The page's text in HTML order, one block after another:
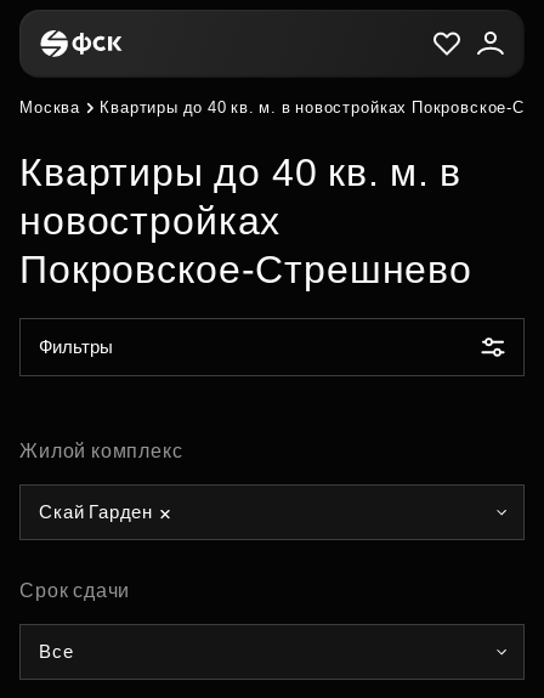
Москва Квартиры до 40 кв. м. в новостройках Покровское-
Квартиры до 40 кв. м. в
новостройках
Покровское-Стрешнево
Фильтры
Жилой комплекс
Скай Гарден
Срок сдачи
Все